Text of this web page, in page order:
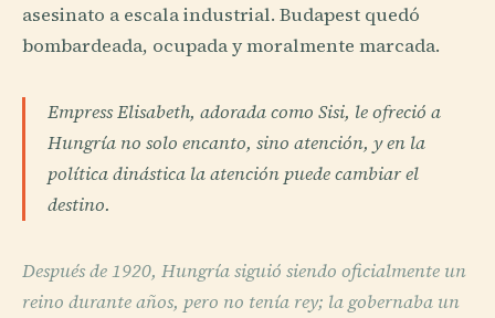
asesinato a escala industrial. Budapest quedó
bombardeada, ocupada y moralmente marcada.
Empress Elisabeth, adorada como Sisi, le ofreció a
Hungría no solo encanto, sino atención, y en la
política dinástica la atención puede cambiar el
destino.
Después de 1920, Hungría siguió siendo oficialmente un
reino durante años, pero no tenía rey; la gobernaba un